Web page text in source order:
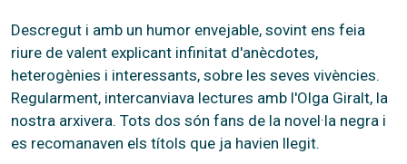
Descregut i amb un humor envejable, sovint ens feia
riure de valent explicant infinitat d'anècdotes,
heterogènies i interessants, sobre les seves vivències.
Regularment, intercanviava lectures amb l'Olga Giralt, la
nostra arxivera. Tots dos són fans de la novel·la negra i
es recomanaven els títols que ja havien llegit.